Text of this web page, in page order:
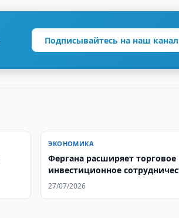
Подписывайтесь на наш канал
ЭКОНОМИКА
Фергана расширяет торговое
инвестиционное
с Афганистаном
27/07/2026